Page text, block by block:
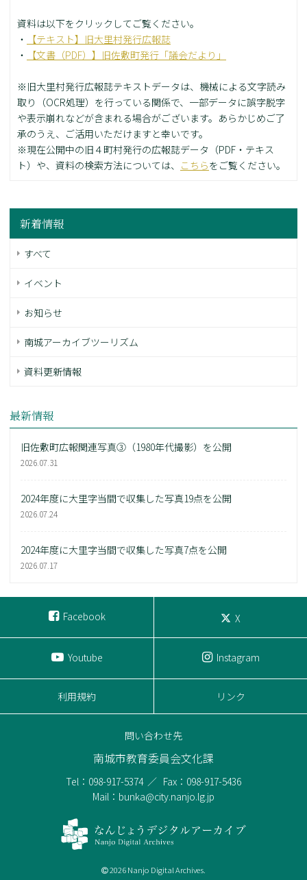
資料は以下をクリックしてご覧ください。
・
【テキスト】旧大里村発行広報誌
・
【文書（PDF）】旧佐敷町発行「議会だより」
※旧大里村発行広報誌テキストデータは、機械による文字読み
取り（OCR処理）を行っている関係で、一部データに誤字脱字
や表示崩れなどが含まれる場合がございます。あらかじめご了
承のうえ、ご活用いただけますと幸いです。
※現在公開中の旧４町村発行の広報誌データ（PDF・テキス
ト）や、資料の検索方法については、 こちらをご覧ください。
新着情報
すべて
イベント
お知らせ
南城アーカイブツーリズム
資料更新情報
最新情報
旧佐敷町広報関連写真③（1980年代撮影）を公開
2026.07.31
2024年度に大里字当間で収集した写真19点を公開
2026.07.24
2024年度に大里字当間で収集した写真7点を公開
2026.07.17
Facebook X
Youtube Instagram
利用規約 リンク
問い合わせ先
南城市教育委員会文化課
Tel：098-917-5374
Fax：098-917-5436
Mail：bunka@city.nanjo.lg.jp
2026 Nanjo Digital Archives.